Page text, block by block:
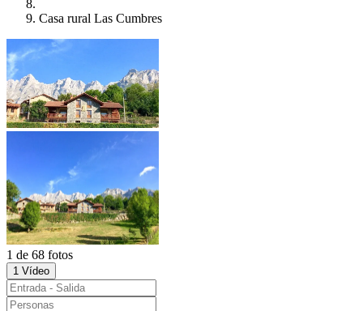
Casa rural Las Cumbres
1 de 68 fotos
1 Vídeo